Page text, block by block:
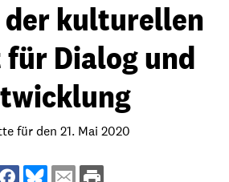
kulturellen
Dialog und
für den 21. Mai 2020